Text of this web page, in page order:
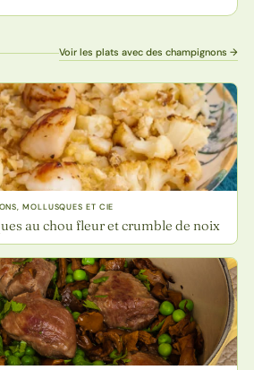
Voir les plats avec des champignons →
MOLLUSQUES ET CIE
au chou fleur et crumble de noix